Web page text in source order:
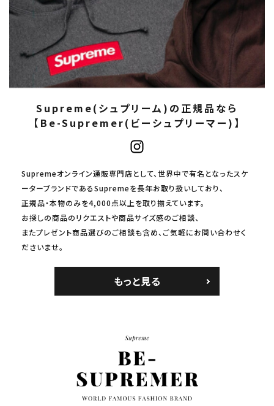
Supreme(シュプリーム)の正規品なら
【Be-Supremer(ビーシュプリーマー)】
Supremeオンライン通販専門店として、世界中で有名となったスケ
ーターブランドであるSupremeを長年お取り扱いしており、
正規品・本物のみを4,000点以上を取り揃えています。
お探しの商品のリクエストや商品サイズ感のご相談、
またプレゼント商品選びのご相談も含め、ご気軽にお問い合わせく
ださいませ。
もっと見る